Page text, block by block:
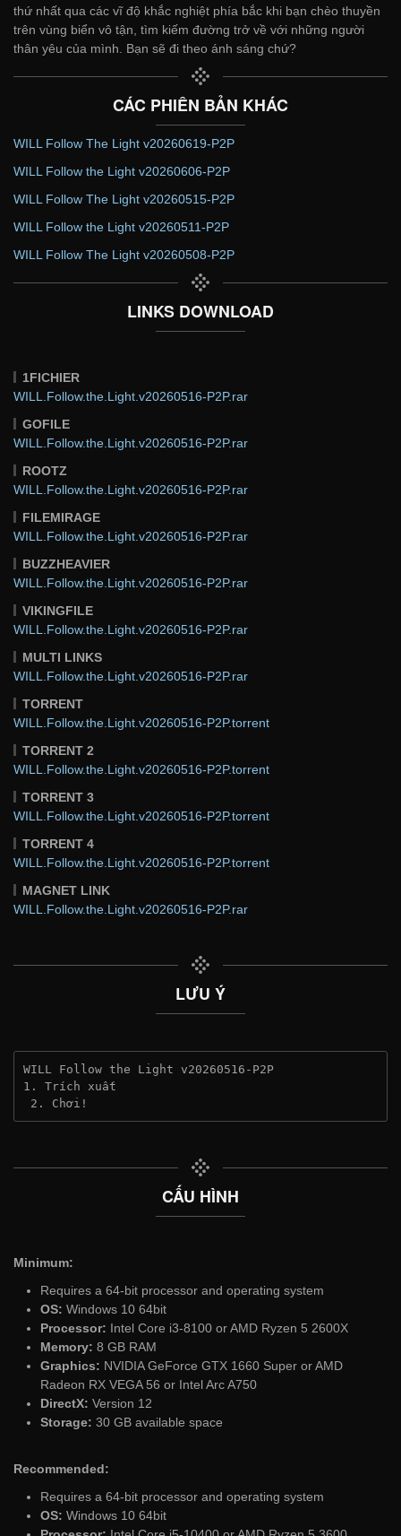
thứ nhất qua các vĩ độ khắc nghiệt phía bắc khi bạn chèo thuyền
trên vùng biển vô tận, tìm kiếm đường trở về với những người
thân yêu của mình. Bạn sẽ đi theo ánh sáng chứ?
CÁC PHIÊN BẢN KHÁC
WILL Follow The Light v20260619-P2P
WILL Follow the Light v20260606-P2P
WILL Follow The Light v20260515-P2P
WILL Follow the Light v20260511-P2P
WILL Follow The Light v20260508-P2P
LINKS DOWNLOAD
1FICHIER
WILL.Follow.the.Light.v20260516-P2P.rar
GOFILE
WILL.Follow.the.Light.v20260516-P2P.rar
ROOTZ
WILL.Follow.the.Light.v20260516-P2P.rar
FILEMIRAGE
WILL.Follow.the.Light.v20260516-P2P.rar
BUZZHEAVIER
WILL.Follow.the.Light.v20260516-P2P.rar
VIKINGFILE
WILL.Follow.the.Light.v20260516-P2P.rar
MULTI LINKS
WILL.Follow.the.Light.v20260516-P2P.rar
TORRENT
WILL.Follow.the.Light.v20260516-P2P.torrent
TORRENT 2
WILL.Follow.the.Light.v20260516-P2P.torrent
TORRENT 3
WILL.Follow.the.Light.v20260516-P2P.torrent
TORRENT 4
WILL.Follow.the.Light.v20260516-P2P.torrent
MAGNET LINK
WILL.Follow.the.Light.v20260516-P2P.rar
LƯU Ý
WILL Follow the Light v20260516-P2P
1. Trích xuất
2. Chơi!
CẤU HÌNH
Minimum:
Requires a 64-bit processor and operating system
OS: Windows 10 64bit
Processor: Intel Core i3-8100 or AMD Ryzen 5 2600X
Memory: 8 GB RAM
Graphics: NVIDIA GeForce GTX 1660 Super or AMD
Radeon RX VEGA 56 or Intel Arc A750
DirectX: Version 12
Storage: 30 GB available space
Recommended:
Requires a 64-bit processor and operating system
OS: Windows 10 64bit